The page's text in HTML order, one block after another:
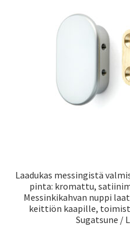
Laivaliikenne
Laadukas messingistä
pinta: kromattu,
Messinkikahvan nuppi
keittiön kaapille,
Sugatsune /